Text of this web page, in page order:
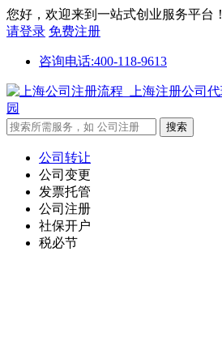
您好，欢迎来到一站式创业服务平台！
请登录 免费注册
咨询电话:400-118-9613
公司转让
公司变更
发票托管
公司注册
社保开户
税必节